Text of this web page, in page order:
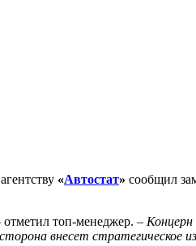
«Автостат» сообщил
отметил топ-менеджер. –
внесет стратегическое